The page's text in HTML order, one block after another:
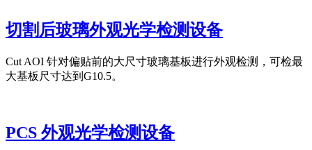
切割后玻璃外观光学检测设备
Cut AOI 针对偏贴前的大尺寸玻璃基板进行外观检测，可检最
大基板尺寸达到G10.5。
PCS 外观光学检测设备